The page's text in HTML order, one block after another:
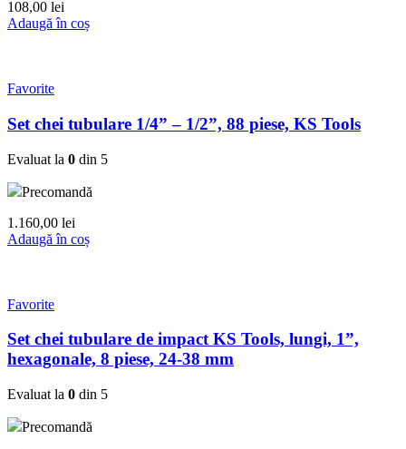
108,00 lei
Adaugă în coș
Favorite
Set chei tubulare 1/4” – 1/2”, 88 piese, KS Tools
Evaluat la 0 din 5
Precomandă
1.160,00 lei
Adaugă în coș
Favorite
Set chei tubulare de impact KS Tools, lungi, 1”,
hexagonale, 8 piese, 24-38 mm
Evaluat la 0 din 5
Precomandă